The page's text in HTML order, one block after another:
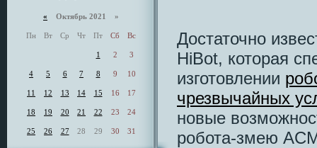
« Октябрь 2021 »
Пн Вт Ср Чт Пт Сб Вс
1 2 3
4 5 6 7 8 9 10
11 12 13 14 15 16 17
18 19 20 21 22 23 24
25 26 27 28 29 30 31
Достаточно
HiBot, которая
изготовлении
чрезвычайных
новые
робота-змею